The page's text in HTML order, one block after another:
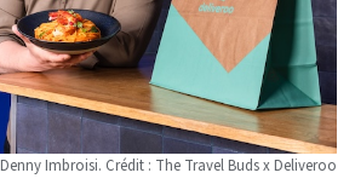
Denny Imbroisi. Crédit : The Travel Buds x Deliveroo